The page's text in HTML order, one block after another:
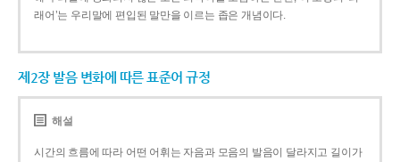
래어’는 우리말에 편입된 말만을 이르는 좁은 개념이다.
제2장 발음 변화에 따른 표준어 규정
해설
시간의 흐름에 따라 어떤 어휘는 자음과 모음의 발음이 달라지고 길이가